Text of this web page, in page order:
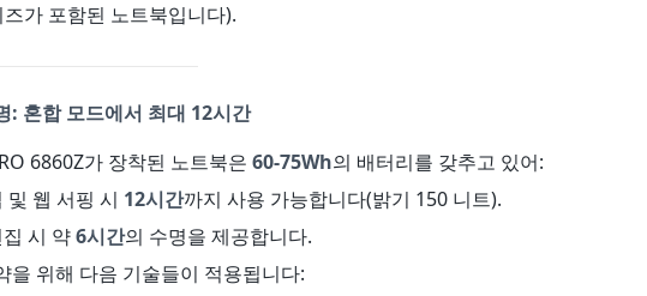
즈가 포함된 노트북입니다).
: 혼합 모드에서 최대 12시간
6860Z가 장착된 노트북은 60-75Wh의 배터리를 갖추고 있어:
및 웹 서핑 시 12시간까지 사용 가능합니다(밝기 150 니트).
시 약6시간의 수명을 제공합니다.
을 위해 다음 기술들이 적용됩니다: